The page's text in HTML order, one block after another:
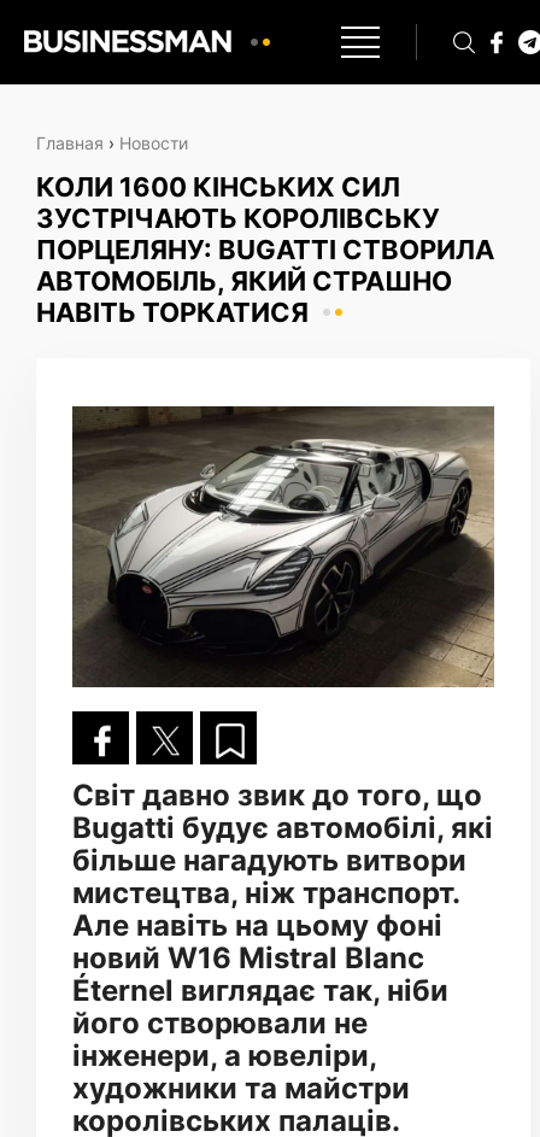
Главная › Новости
КОЛИ 1600 КІНСЬКИХ СИЛ
ЗУСТРІЧАЮТЬ КОРОЛІВСЬКУ
ПОРЦЕЛЯНУ: BUGATTI СТВОРИЛА
АВТОМОБІЛЬ, ЯКИЙ СТРАШНО
НАВІТЬ ТОРКАТИСЯ
Світ давно звик до того, що
Bugatti будує автомобілі, які
більше нагадують витвори
мистецтва, ніж транспорт.
Але навіть на цьому фоні
новий W16 Mistral Blanc
Éternel виглядає так, ніби
його створювали не
інженери, а ювеліри,
художники та майстри
королівських палаців.